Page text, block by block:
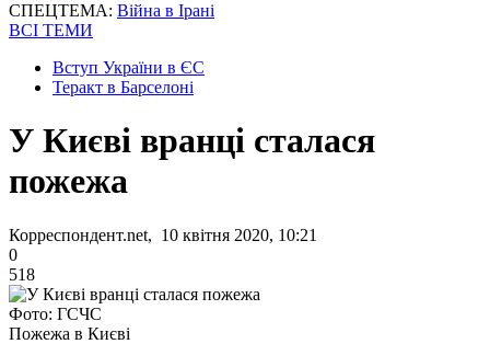
СПЕЦТЕМА: Війна в Ірані
ВСІ ТЕМИ
Вступ України в ЄС
Теракт в Барселоні
У Києві вранці сталася
пожежа
Корреспондент.net, 10 квітня 2020, 10:21
0
518
Фото: ГСЧС
Пожежа в Києві